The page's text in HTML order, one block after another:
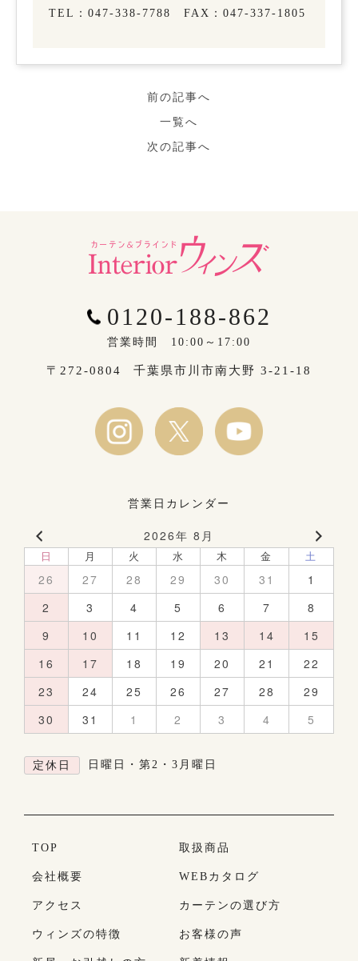
TEL：047-338-7788 FAX：047-337-1805
前の記事へ
一覧へ
次の記事へ
0120-188-862
営業時間 10:00～17:00
〒272-0804 千葉県市川市南大野 3-21-18
営業日カレンダー
2026年 8月
日 月 火 水 木 金 土
26 27 28 29 30 31
1
2
3 4 5 6 7
8
9
10 11 12 13 14
15
16
17 18 19 20 21
22
23
24 25 26 27 28
29
30
31 1 2 3 4 5
定休日 日曜日・第2・3月曜日
TOP
会社概要
アクセス
ウィンズの特徴
取扱商品
WEBカタログ
カーテンの選び方
お客様の声